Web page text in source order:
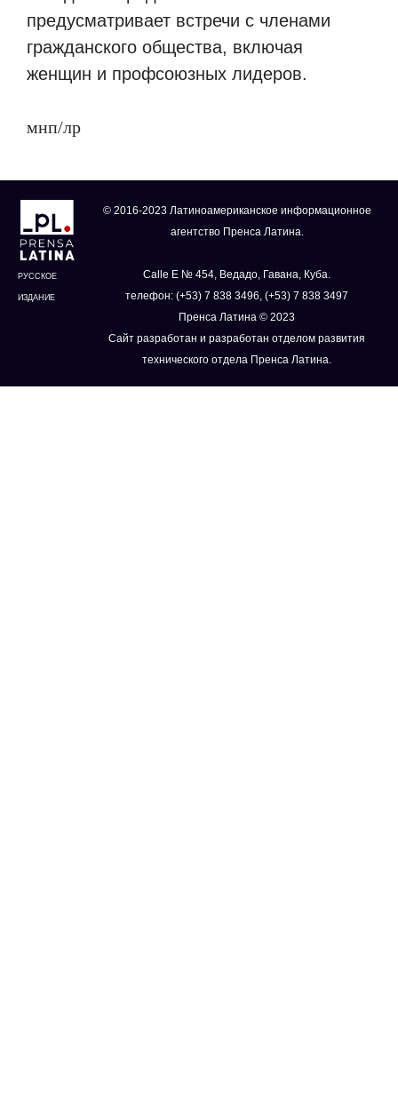
предусматривает встречи с членами
гражданского общества, включая
женщин и профсоюзных лидеров.
мнп/лр
РУССКОЕ
ИЗДАНИЕ
© 2016-2023 Латиноамериканское информационное
агентство Пренса Латина.
Calle E № 454, Ведадо, Гавана, Куба.
телефон: (+53) 7 838 3496, (+53) 7 838 3497
Пренса Латина © 2023
Сайт разработан и разработан отделом развития
технического отдела Пренса Латина.